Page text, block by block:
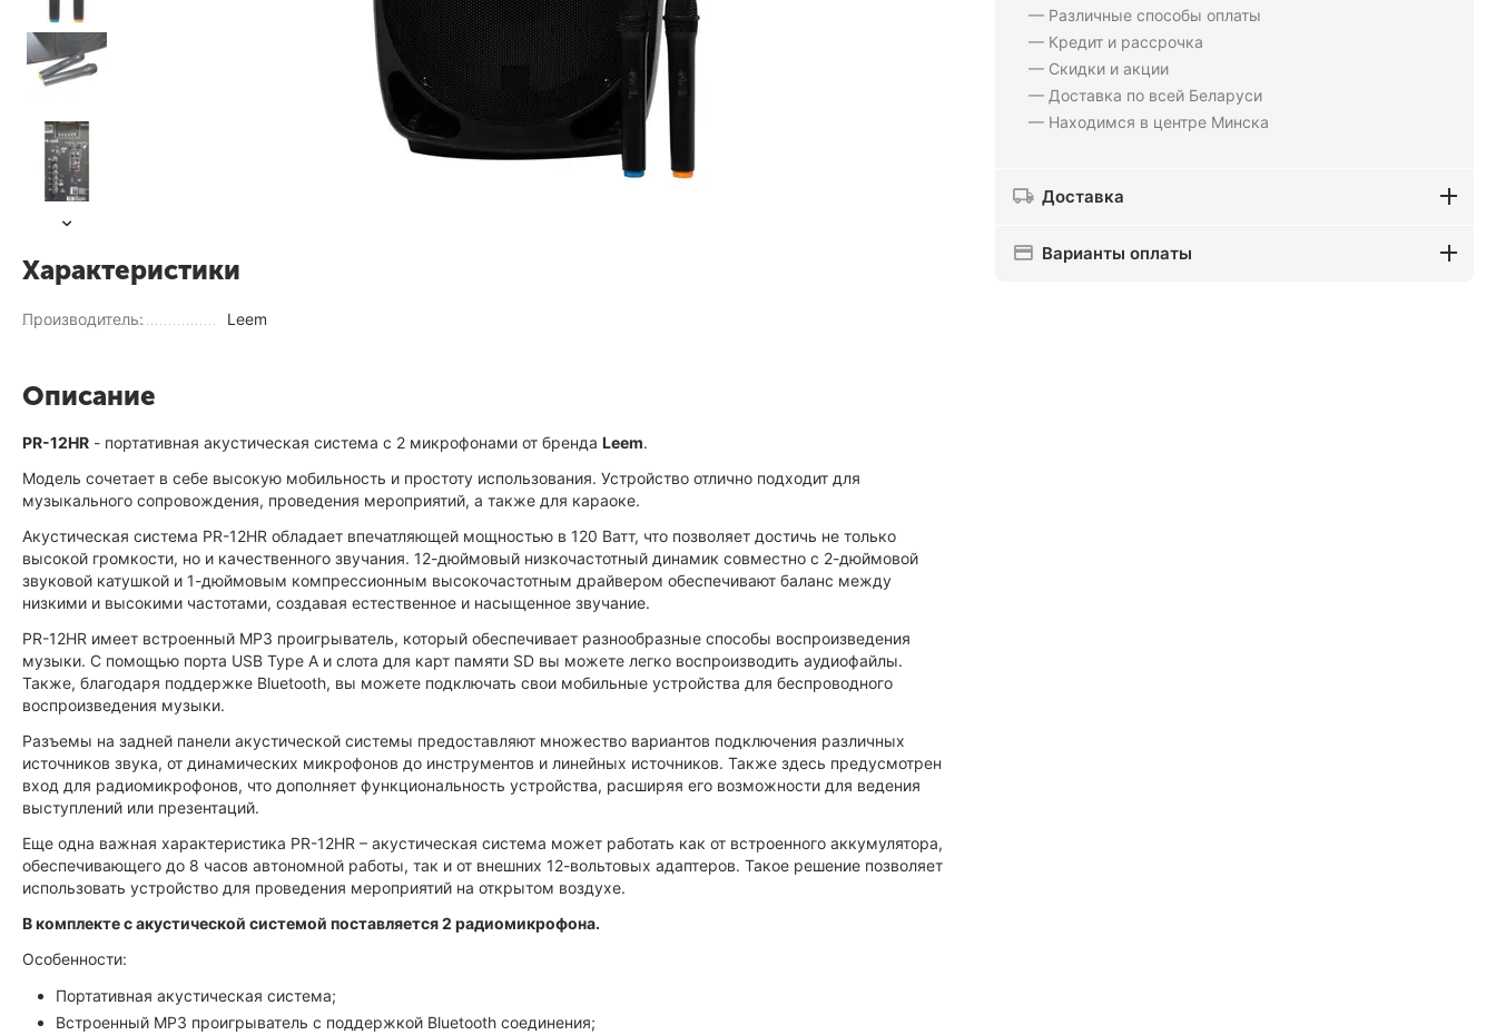
— Различные способы оплаты
— Кредит и рассрочка
— Скидки и акции
— Доставка по всей Беларуси
— Находимся в центре Минска
Доставка
Варианты оплаты
Характеристики
Производитель: Leem
Описание
PR-12HR - портативная акустическая система с 2 микрофонами от бренда Leem.
Модель сочетает в себе высокую мобильность и простоту использования. Устройство отлично подходит для
музыкального сопровождения, проведения мероприятий, а также для караоке.
Акустическая система PR-12HR обладает впечатляющей мощностью в 120 Ватт, что позволяет достичь не только
высокой громкости, но и качественного звучания. 12-дюймовый низкочастотный динамик совместно с 2-дюймовой
звуковой катушкой и 1-дюймовым компрессионным высокочастотным драйвером обеспечивают баланс между
низкими и высокими частотами, создавая естественное и насыщенное звучание.
PR-12HR имеет встроенный MP3 проигрыватель, который обеспечивает разнообразные способы воспроизведения
музыки. С помощью порта USB Type A и слота для карт памяти SD вы можете легко воспроизводить аудиофайлы.
Также, благодаря поддержке Bluetooth, вы можете подключать свои мобильные устройства для беспроводного
воспроизведения музыки.
Разъемы на задней панели акустической системы предоставляют множество вариантов подключения различных
источников звука, от динамических микрофонов до инструментов и линейных источников. Также здесь предусмотрен
вход для радиомикрофонов, что дополняет функциональность устройства, расширяя его возможности для ведения
выступлений или презентаций.
Еще одна важная характеристика PR-12HR – акустическая система может работать как от встроенного аккумулятора,
обеспечивающего до 8 часов автономной работы, так и от внешних 12-вольтовых адаптеров. Такое решение позволяет
использовать устройство для проведения мероприятий на открытом воздухе.
В комплекте с акустической системой поставляется 2 радиомикрофона.
Особенности:
Портативная акустическая система;
Встроенный MP3 проигрыватель с поддержкой Bluetooth соединения;